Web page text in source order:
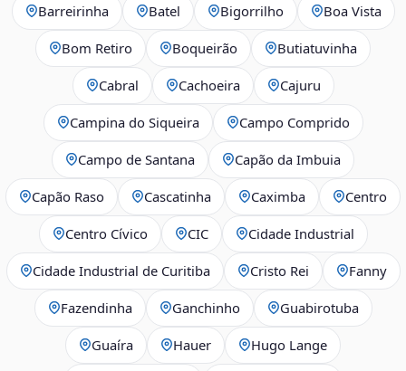
Barreirinha Batel Bigorrilho Boa Vista
Bom Retiro Boqueirão Butiatuvinha
Cabral Cachoeira Cajuru
Campina do Siqueira Campo Comprido
Campo de Santana Capão da Imbuia
Capão Raso Cascatinha Caximba Centro
Centro Cívico CIC Cidade Industrial
Cidade Industrial de Curitiba Cristo Rei Fanny
Fazendinha Ganchinho Guabirotuba
Guaíra Hauer Hugo Lange